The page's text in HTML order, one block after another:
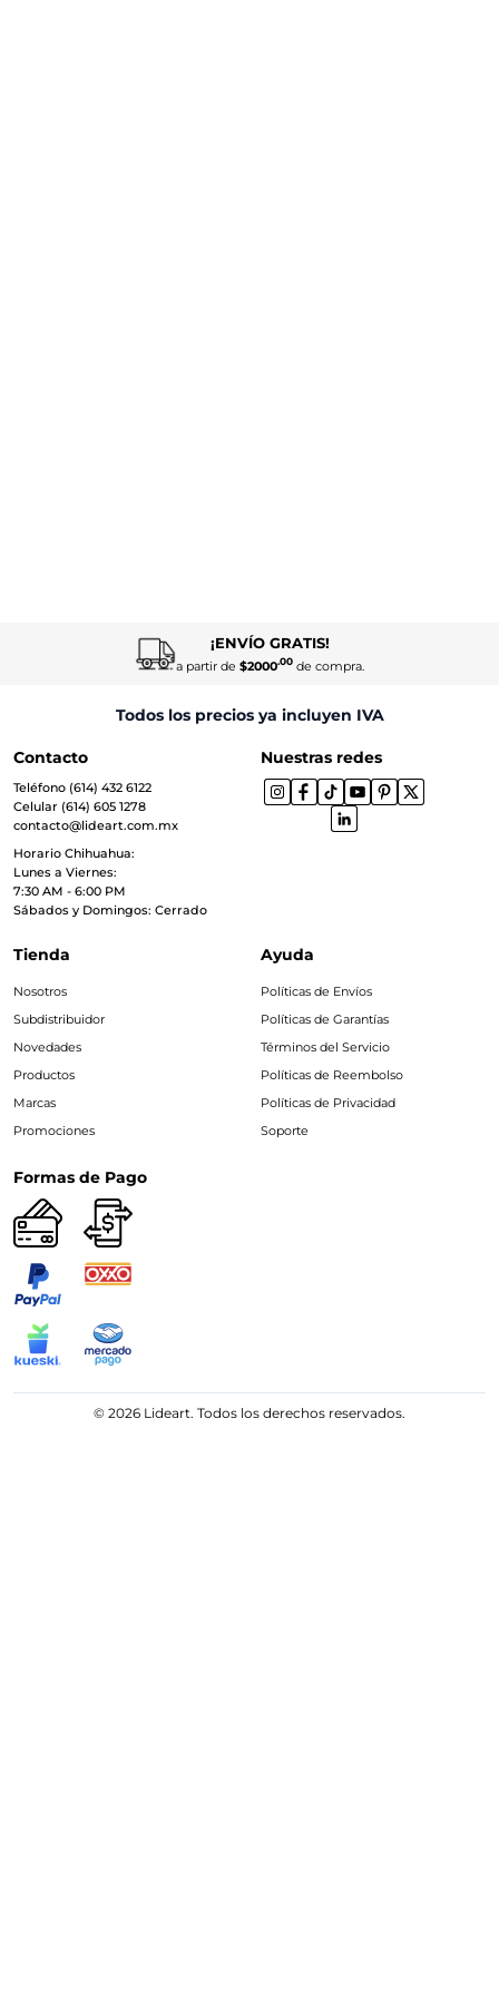
¡ENVÍO GRATIS!
a partir de $2000.00de compra.
Todos los precios ya incluyen IVA
Contacto
Teléfono (614) 432 6122
Celular (614) 605 1278
contacto@lideart.com.mx
Horario Chihuahua:
Lunes a Viernes:
7:30 AM - 6:00 PM
Sábados y Domingos: Cerrado
Nuestras redes
Tienda
Nosotros
Subdistribuidor
Novedades
Productos
Marcas
Promociones
Ayuda
Políticas de Envíos
Políticas de Garantías
Términos del Servicio
Políticas de Reembolso
Políticas de Privacidad
Soporte
Formas de Pago
© 2026 Lideart. Todos los derechos reservados.